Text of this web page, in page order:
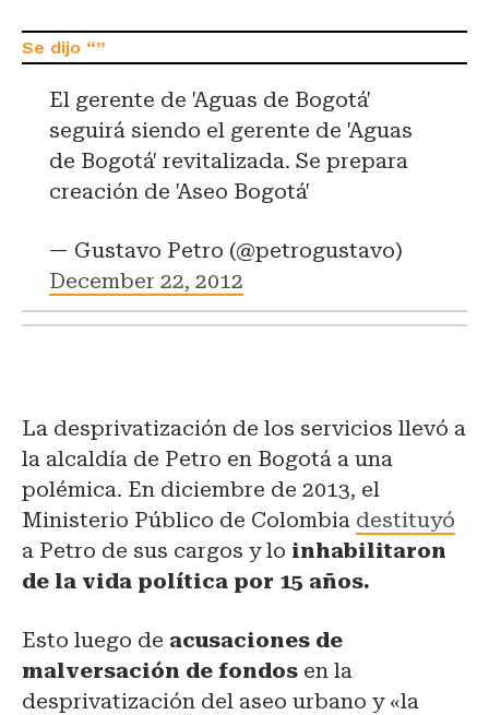
El gerente de 'Aguas de Bogotá'
seguirá siendo el gerente de 'Aguas
de Bogotá' revitalizada. Se prepara
creación de 'Aseo Bogotá'
— Gustavo Petro (@petrogustavo)
December 22, 2012
La desprivatización de los servicios llevó a
la alcaldía de Petro en Bogotá a una
polémica. En diciembre de 2013, el
Ministerio Público de Colombia destituyó
a Petro de sus cargos y lo inhabilitaron
de la vida política por 15 años.
Esto luego de acusaciones de
malversación de fondos en la
desprivatización del aseo urbano y «la